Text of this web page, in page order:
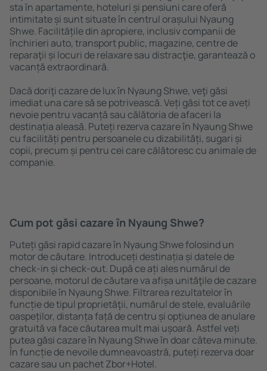
sta în apartamente, hoteluri și pensiuni care oferă
intimitate și sunt situate în centrul orașului Nyaung
Shwe. Facilitățile din apropiere, inclusiv companii de
închirieri auto, transport public, magazine, centre de
reparaţii și locuri de relaxare sau distracţie, garantează o
vacanță extraordinară.
Dacă doriţi cazare de lux în Nyaung Shwe, veţi găsi
imediat una care să se potrivească. Veți găsi tot ce aveți
nevoie pentru vacanță sau călătoria de afaceri la
destinația aleasă. Puteți rezerva cazare în Nyaung Shwe
cu facilități pentru persoanele cu dizabilități, sugari și
copii, precum și pentru cei care călătoresc cu animale de
companie.
Cum pot găsi cazare în Nyaung Shwe?
Puteți găsi rapid cazare în Nyaung Shwe folosind un
motor de căutare. Introduceți destinația și datele de
check-in și check-out. După ce ați ales numărul de
persoane, motorul de căutare va afișa unităţile de cazare
disponibile în Nyaung Shwe. Filtrarea rezultatelor în
funcție de tipul proprietăţii, numărul de stele, evaluările
oaspeților, distanța față de centru și opțiunea de anulare
gratuită va face căutarea mult mai ușoară. Astfel veți
putea găsi cazare în Nyaung Shwe în doar câteva minute.
În funcție de nevoile dumneavoastră, puteți rezerva doar
cazare sau un pachet Zbor+Hotel.